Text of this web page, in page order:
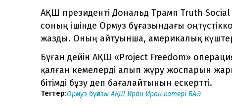
АҚШ президенті Дональд Трамп Truth
соның ішінде Ормуз бұғазындағы
жазды. Оның айтуынша, америкалық
Бұған дейін АҚШ «Project Freedom»
қалған кемелерді алып жүру жоспарын
бітімді бұзу деп бағалайтынын ескертті.
Тегтер:Ормуз бұғазы АҚШ Иран Иран катері БАӘ